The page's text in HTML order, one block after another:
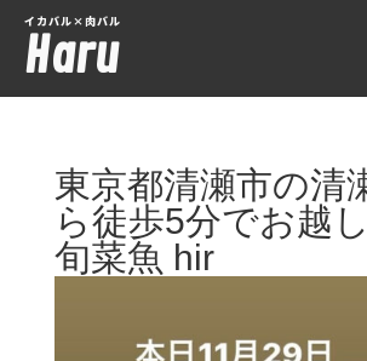
イカバル×肉バル
Haru
東京都清瀬市の清
ら徒歩5分でお越
旬菜魚 hir